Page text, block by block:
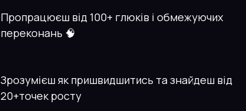
Пропрацюєш від 100+ глюків і обмежуючих
переконань 🧠
Зрозумієш як пришвидшитись та знайдеш від
20+точек росту